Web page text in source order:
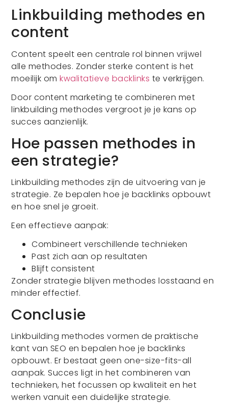
Linkbuilding methodes en
content
Content speelt een centrale rol binnen vrijwel
alle methodes. Zonder sterke content is het
moeilijk omkwalitatieve backlinks te verkrijgen.
Door content marketing te combineren met
linkbuilding methodes vergroot je je kans op
succes aanzienlijk.
Hoe passen methodes in
een strategie?
Linkbuilding methodes zijn de uitvoering van je
strategie. Ze bepalen hoe je backlinks opbouwt
en hoe snel je groeit.
Een effectieve aanpak:
Combineert verschillende technieken
Past zich aan op resultaten
Blijft consistent
Zonder strategie blijven methodes losstaand en
minder effectief.
Conclusie
Linkbuilding methodes vormen de praktische
kant van SEO en bepalen hoe je backlinks
opbouwt. Er bestaat geen one-size-fits-all
aanpak. Succes ligt in het combineren van
technieken, het focussen op kwaliteit en het
werken vanuit een duidelijke strategie.